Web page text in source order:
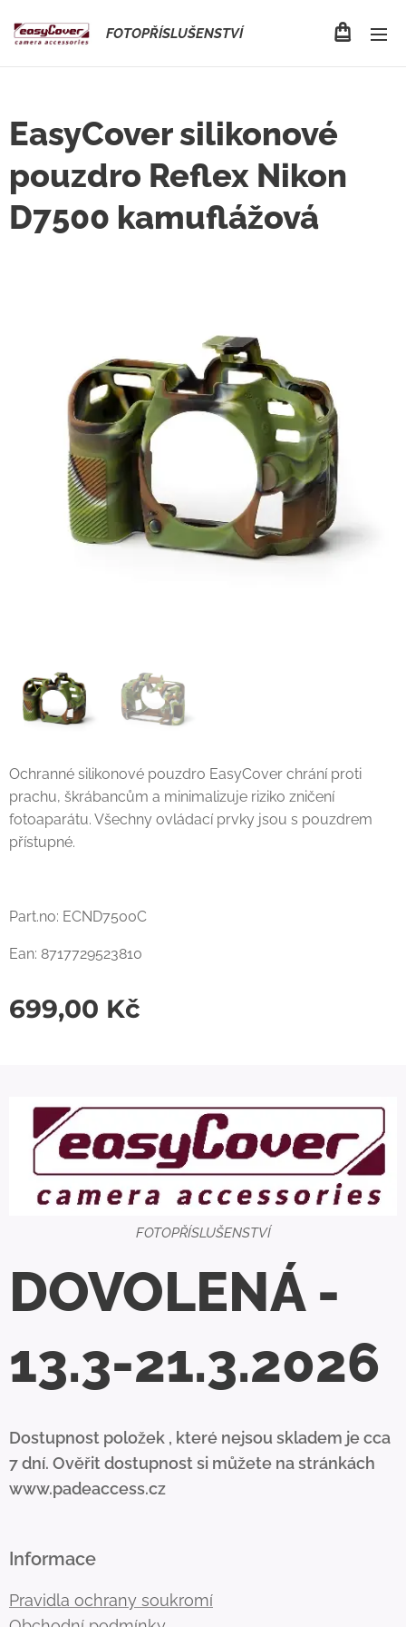
FOTOPŘÍSLUŠENSTVÍ
EasyCover silikonové
pouzdro Reflex Nikon
D7500 kamuflážová
Ochranné silikonové pouzdro EasyCover chrání proti
prachu, škrábancům a minimalizuje riziko zničení
fotoaparátu. Všechny ovládací prvky jsou s pouzdrem
přístupné.
Part.no: ECND7500C
Ean: 8717729523810
699,00 Kč
FOTOPŘÍSLUŠENSTVÍ
DOVOLENÁ -
13.3-21.3.2026
Dostupnost položek , které nejsou skladem je cca
7 dní. Ověřit dostupnost si můžete na stránkách
www.padeaccess.cz
Informace
Pravidla ochrany soukromí